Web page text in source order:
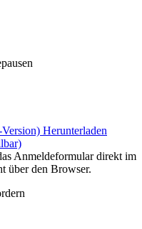
Herunterladen
Anmeldeformular direkt im
über den Browser.